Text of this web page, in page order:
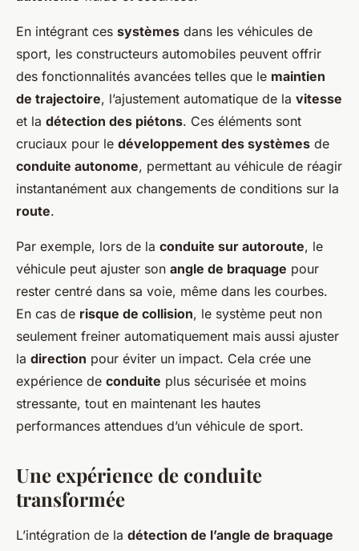
En intégrant ces systèmes dans les véhicules de
sport, les constructeurs automobiles peuvent offrir
des fonctionnalités avancées telles que le maintien
de trajectoire, l’ajustement automatique de la vitesse
et la détection des piétons. Ces éléments sont
cruciaux pour le développement des systèmes de
conduite autonome, permettant au véhicule de réagir
instantanément aux changements de conditions sur la
route.
Par exemple, lors de la conduite sur autoroute, le
véhicule peut ajuster son angle de braquage pour
rester centré dans sa voie, même dans les courbes.
En cas de risque de collision, le système peut non
seulement freiner automatiquement mais aussi ajuster
la direction pour éviter un impact. Cela crée une
expérience de conduite plus sécurisée et moins
stressante, tout en maintenant les hautes
performances attendues d’un véhicule de sport.
Une expérience de conduite
transformée
L’intégration de la détection de l’angle de braquage